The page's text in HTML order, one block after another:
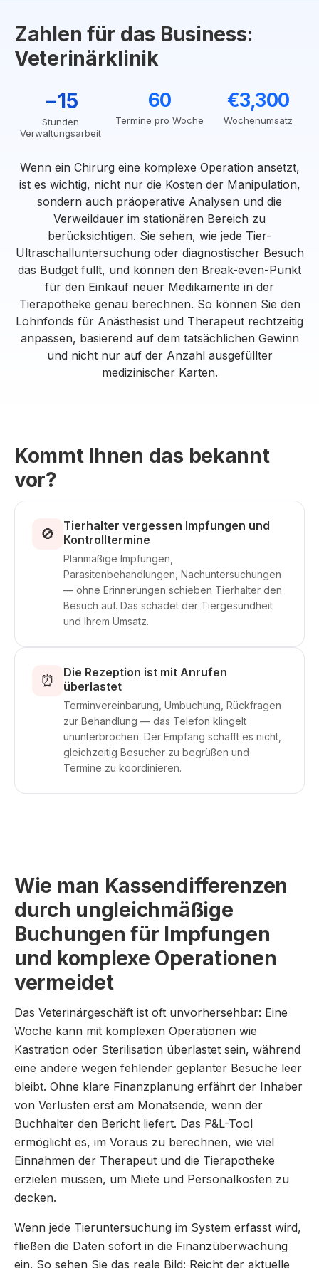
Zahlen für das Business:
Veterinärklinik
−15
Stunden
Verwaltungsarbeit
60
Termine pro Woche
€3,300
Wochenumsatz
Wenn ein Chirurg eine komplexe Operation ansetzt,
ist es wichtig, nicht nur die Kosten der Manipulation,
sondern auch präoperative Analysen und die
Verweildauer im stationären Bereich zu
berücksichtigen. Sie sehen, wie jede Tier-
Ultraschalluntersuchung oder diagnostischer Besuch
das Budget füllt, und können den Break-even-Punkt
für den Einkauf neuer Medikamente in der
Tierapotheke genau berechnen. So können Sie den
Lohnfonds für Anästhesist und Therapeut rechtzeitig
anpassen, basierend auf dem tatsächlichen Gewinn
und nicht nur auf der Anzahl ausgefüllter
medizinischer Karten.
Kommt Ihnen das bekannt
vor?
🚫
Tierhalter vergessen Impfungen und
Kontrolltermine
Planmäßige Impfungen,
Parasitenbehandlungen, Nachuntersuchungen
— ohne Erinnerungen schieben Tierhalter den
Besuch auf. Das schadet der Tiergesundheit
und Ihrem Umsatz.
⏰
Die Rezeption ist mit Anrufen
überlastet
Terminvereinbarung, Umbuchung, Rückfragen
zur Behandlung — das Telefon klingelt
ununterbrochen. Der Empfang schafft es nicht,
gleichzeitig Besucher zu begrüßen und
Termine zu koordinieren.
Wie man Kassendifferenzen
durch ungleichmäßige
Buchungen für Impfungen
und komplexe Operationen
vermeidet
Das Veterinärgeschäft ist oft unvorhersehbar: Eine
Woche kann mit komplexen Operationen wie
Kastration oder Sterilisation überlastet sein, während
eine andere wegen fehlender geplanter Besuche leer
bleibt. Ohne klare Finanzplanung erfährt der Inhaber
von Verlusten erst am Monatsende, wenn der
Buchhalter den Bericht liefert. Das P&L-Tool
ermöglicht es, im Voraus zu berechnen, wie viel
Einnahmen der Therapeut und die Tierapotheke
erzielen müssen, um Miete und Personalkosten zu
decken.
Wenn jede Tieruntersuchung im System erfasst wird,
fließen die Daten sofort in die Finanzüberwachung
ein. So sehen Sie das reale Bild: Reicht der aktuelle